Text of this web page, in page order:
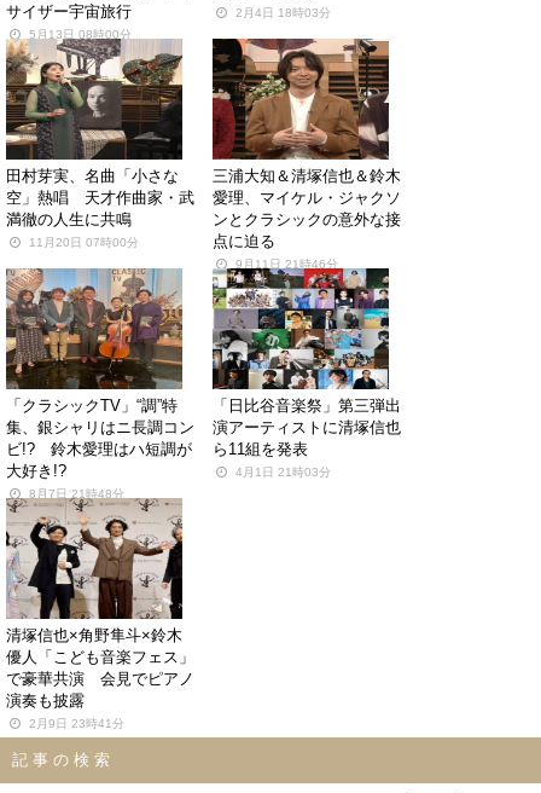
サイザー宇宙旅行
5月13日 08時00分
2月4日 18時03分
田村芽実、名曲「小さな
空」熱唱 天才作曲家・武
満徹の人生に共鳴
11月20日 07時00分
三浦大知＆清塚信也＆鈴木
愛理、マイケル・ジャクソ
ンとクラシックの意外な接
点に迫る
9月11日 21時46分
「クラシックTV」“調”特
集、銀シャリはニ長調コン
ビ!? 鈴木愛理はハ短調が
大好き!?
8月7日 21時48分
「日比谷音楽祭」第三弾出
演アーティストに清塚信也
ら11組を発表
4月1日 21時03分
清塚信也×角野隼斗×鈴木
優人「こども音楽フェス」
で豪華共演 会見でピアノ
演奏も披露
2月9日 23時41分
記事の検索